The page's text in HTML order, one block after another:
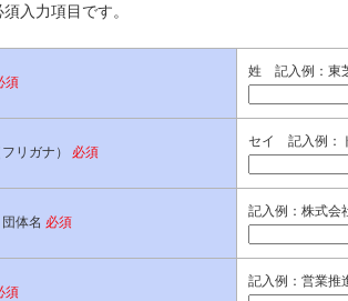
須入力項目です。
須
姓 記入例：東
リガナ） 必須
セイ 記入例：
体名 必須
記入例：株式会
須
記入例：営業推